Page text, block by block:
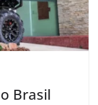
Brasil